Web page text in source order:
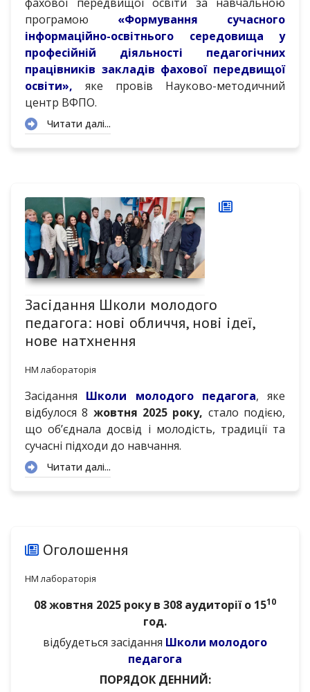
програмою «Формування сучасного
інформаційно-освітнього середовища у
професійній діяльності педагогічних
працівників закладів фахової передвищої
освіти», яке провів Науково-методичний
центр ВФПО.
Читати далі...
Засідання Школи молодого
педагога: нові обличчя, нові ідеї,
нове натхнення
НМ лабораторія
Засідання Школи молодого педагога, яке
відбулося 8 жовтня 2025 року, стало подією,
що об’єднала досвід і молодість, традиції та
сучасні підходи до навчання.
Читати далі...
Оголошення
НМ лабораторія
08 жовтня 2025 року в 308 аудиторії о 1510
год.
відбудеться засідання Школи молодого
педагога
ПОРЯДОК ДЕННИЙ: